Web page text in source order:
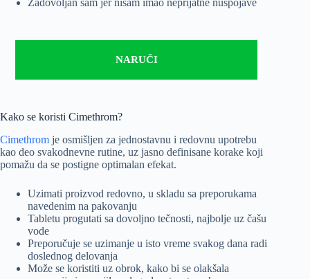
Zadovoljan sam jer nisam imao neprijatne nuspojave
NARUČI
Kako se koristi Cimethrom?
Cimethrom je osmišljen za jednostavnu i redovnu upotrebu
kao deo svakodnevne rutine, uz jasno definisane korake koji
pomažu da se postigne optimalan efekat.
Uzimati proizvod redovno, u skladu sa preporukama
navedenim na pakovanju
Tabletu progutati sa dovoljno tečnosti, najbolje uz čašu
vode
Preporučuje se uzimanje u isto vreme svakog dana radi
doslednog delovanja
Može se koristiti uz obrok, kako bi se olakšala